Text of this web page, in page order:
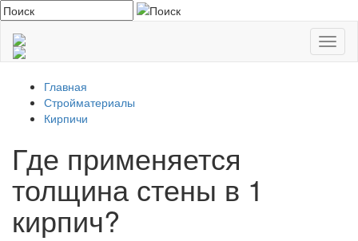
Главная
Стройматериалы
Кирпичи
Где применяется
толщина стены в 1
кирпич?